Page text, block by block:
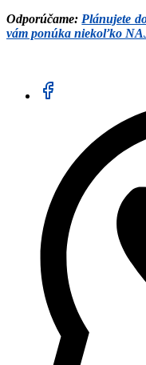
Odporúčame: Plánujete
vám ponúka niekoľko